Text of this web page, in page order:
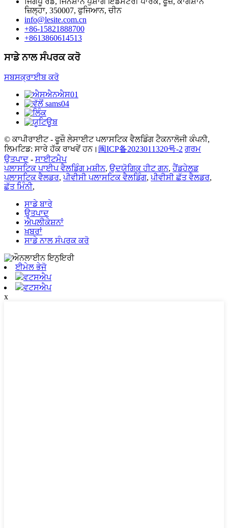
ਜ਼ਿਲ੍ਹਾ, 350007, ਫੁਜਿਆਨ, ਚੀਨ
info@lesite.com.cn
+86-15821888700
+8613860614513
ਸਾਡੇ ਨਾਲ ਸੰਪਰਕ ਕਰੋ
ਸਬਸਕ੍ਰਾਈਬ ਕਰੋ
© ਕਾਪੀਰਾਈਟ - ਫੂਜ਼ੌ ਲੇਸਾਈਟ ਪਲਾਸਟਿਕ ਵੈਲਡਿੰਗ ਟੈਕਨਾਲੋਜੀ ਕੰਪਨੀ,
ਲਿਮਟਿਡ: ਸਾਰੇ ਹੱਕ ਰਾਖਵੇਂ ਹਨ। 闽ICP备2023011320号-2 ਗਰਮ
ਉਤਪਾਦ - ਸਾਈਟਮੈਪ
ਪਲਾਸਟਿਕ ਪਾਈਪ ਵੈਲਡਿੰਗ ਮਸ਼ੀਨ, ਉਦਯੋਗਿਕ ਹੀਟ ਗਨ,ਹੈਂਡਹੇਲਡ
ਪਲਾਸਟਿਕ ਵੈਲਡਰ,ਪੀਵੀਸੀ ਪਲਾਸਟਿਕ ਵੈਲਡਿੰਗ,ਪੀਵੀਸੀ ਛੱਤ ਵੈਲਡਰ,
ਛੱਤ ਮਿੰਨੀ,
ਸਾਡੇ ਬਾਰੇ
ਉਤਪਾਦ
ਐਪਲੀਕੇਸ਼ਨਾਂ
ਖ਼ਬਰਾਂ
ਸਾਡੇ ਨਾਲ ਸੰਪਰਕ ਕਰੋ
ਈਮੇਲ ਭੇਜੋ
ਵਟਸਐਪ
ਵਟਸਐਪ
x